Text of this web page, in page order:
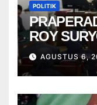
POLITIK
ROY
AGUSTUS 6,